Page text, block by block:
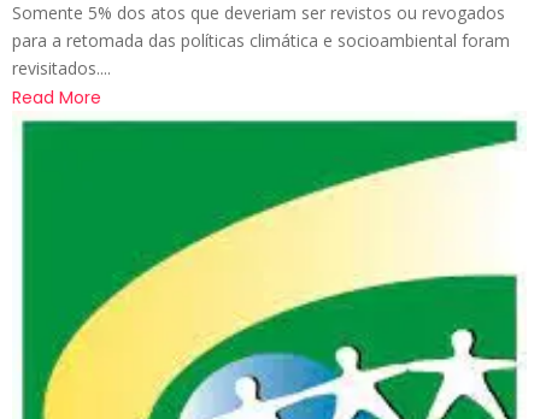
Somente 5% dos atos que deveriam ser revistos ou revogados
para a retomada das políticas climática e socioambiental foram
revisitados....
Read More